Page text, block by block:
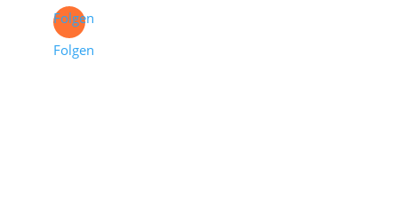
Folgen
Folgen